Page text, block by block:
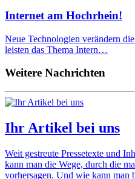
Internet am Hochrhein!
Neue Technologien verändern
leisten das Thema Intern…
Weitere Nachrichten
Ihr Artikel bei uns
Weit gestreute Pressetexte und
kann man die Wege, durch die
vorhersagen. Und wie kann man